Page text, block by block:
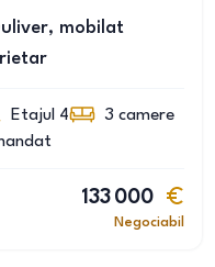
mobilat
Etajul 4 3 camere
133 000
Negociabil